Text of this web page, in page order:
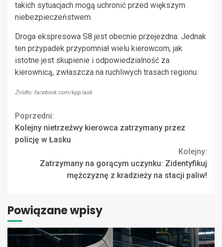
takich sytuacjach mogą uchronić przed większym
niebezpieczeństwem.
Droga ekspresowa S8 jest obecnie przejezdna. Jednak
ten przypadek przypomniał wielu kierowcom, jak
istotne jest skupienie i odpowiedzialność za
kierownicą, zwłaszcza na ruchliwych trasach regionu.
Źródło: facebook.com/kpp.lask
Continue
Reading
Poprzedni:
Kolejny nietrzeźwy kierowca zatrzymany przez
policję w Łasku
Kolejny:
Zatrzymany na gorącym uczynku: Zidentyfikuj
mężczyznę z kradzieży na stacji paliw!
Powiązane wpisy